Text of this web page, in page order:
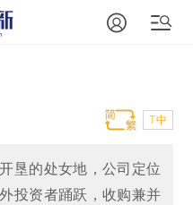
T中
垦的处女地，公司定位
投资者踊跃，收购兼并